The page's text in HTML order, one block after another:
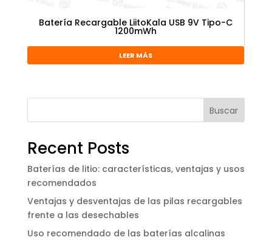
Batería Recargable LiitoKala USB 9V Tipo-C
1200mWh
LEER MÁS
Buscar
Recent Posts
Baterías de litio: características, ventajas y usos
recomendados
Ventajas y desventajas de las pilas recargables
frente a las desechables
Uso recomendado de las baterías alcalinas